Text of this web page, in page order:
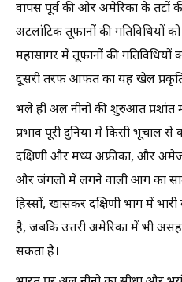
वापस पूर्व की ओर अमेरिका के तटों
अटलांटिक तूफानों की गतिविधियों
महासागर में तूफानों की गतिविधियों
दूसरी तरफ आफत का यह खेल
भले ही अल नीनो की शुरुआत प्रशांत
प्रभाव पूरी दुनिया में किसी भूचाल से
दक्षिणी और मध्य अफ्रीका, और
और जंगलों में लगने वाली आग का
हिस्सों, खासकर दक्षिणी भाग में
है, जबकि उत्तरी अमेरिका में भी
सकता है।